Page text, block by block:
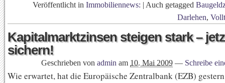
Veröffentlicht in Immobiliennews: | Auch getagged
Darlehen,
Kapitalmarktzinsen steigen stark –
sichern!
Geschrieben von admin am 10. Mai 2009 — Schreibe
Wie erwartet, hat die Europäische Zentralbank (EZB)